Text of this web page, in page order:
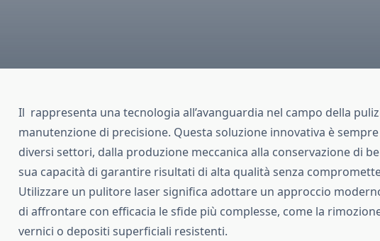
Il rappresenta una tecnologia all’avanguardia nel campo della
manutenzione di precisione. Questa soluzione innovativa è
diversi settori, dalla produzione meccanica alla conservazione di
sua capacità di garantire risultati di alta qualità senza
Utilizzare un pulitore laser significa adottare un approccio
di affrontare con efficacia le sfide più complesse, come la
vernici o depositi superficiali resistenti.